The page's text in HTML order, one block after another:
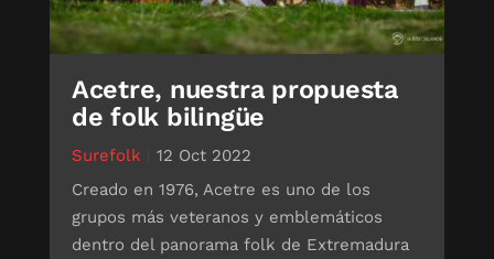
Acetre, nuestra propuesta
de folk bilingüe
Surefolk
12 Oct 2022
Creado en 1976, Acetre es uno de los
grupos más veteranos y emblemáticos
dentro del panorama folk de Extremadura